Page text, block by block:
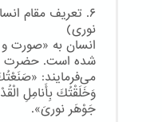
۶. تعریف مقام
نوری)
انسان به «صورت
شده است. حضرت
می‌فرمایند:
وَخَلَقْتُكَ بِأَنامِلِ
جَوْهَر نوریَ».